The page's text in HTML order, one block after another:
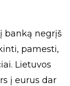
banką negrįš
pamesti,
Lietuvos
į eurus dar